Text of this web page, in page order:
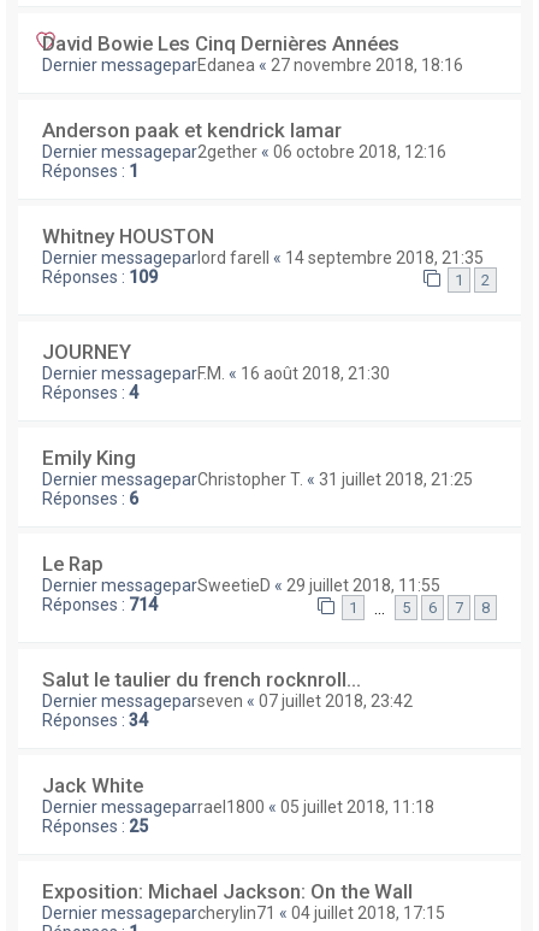
David Bowie Les Cinq Dernières Années
Dernier messageparEdanea « 27 novembre 2018, 18:16
Anderson paak et kendrick lamar
Dernier messagepar2gether « 06 octobre 2018, 12:16
Réponses : 1
Whitney HOUSTON
Dernier messageparlord farell « 14 septembre 2018, 21:35
Réponses : 109 1 2
JOURNEY
Dernier messageparF.M. « 16 août 2018, 21:30
Réponses : 4
Emily King
Dernier messageparChristopher T. « 31 juillet 2018, 21:25
Réponses : 6
Le Rap
Dernier messageparSweetieD « 29 juillet 2018, 11:55
Réponses : 714 1 5 6 7 8
Salut le taulier du french rocknroll...
Dernier messageparseven « 07 juillet 2018, 23:42
Réponses : 34
Jack White
Dernier messageparrael1800 « 05 juillet 2018, 11:18
Réponses : 25
Exposition: Michael Jackson: On the Wall
Dernier messageparcherylin71 « 04 juillet 2018, 17:15